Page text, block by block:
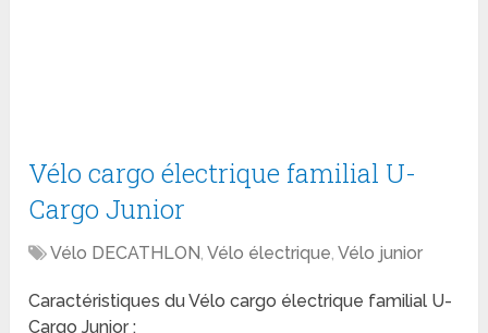
Vélo cargo électrique familial U-
Cargo Junior
Vélo DECATHLON,Vélo électrique,Vélo junior
Caractéristiques du Vélo cargo électrique familial U-
Cargo Junior :